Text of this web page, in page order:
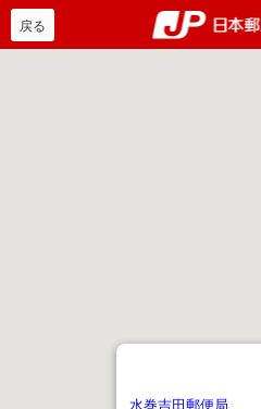
戻る
水巻吉田郵便局